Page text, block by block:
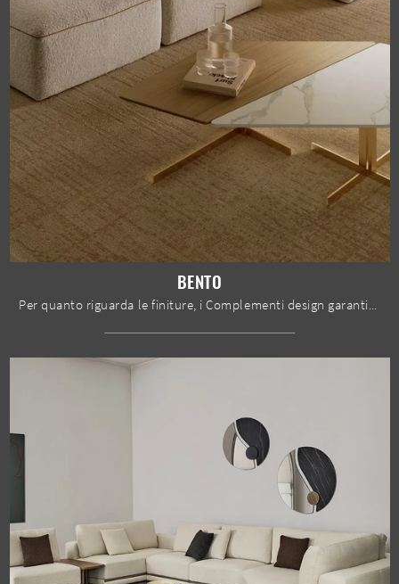
BENTO
Per quanto riguarda le finiture, i Complementi design garantiscono molteplici risultati estetici per ammobiliare gli ambienti seguendo le proprie ...